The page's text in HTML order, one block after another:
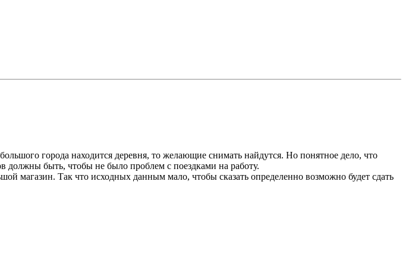
города находится деревня, то желающие снимать найдутся. Но понятное дело, что
должны быть, чтобы не было проблем с поездками на работу.
магазин. Так что исходных данным мало, чтобы сказать определенно возможно будет сдать